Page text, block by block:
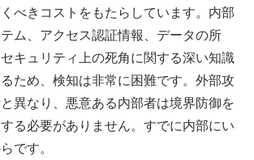
べきコストをもたらしています。内部
ム、アクセス認証情報、データの所
キュリティ上の死角に関する深い知識
ため、検知は非常に困難です。外部攻
異なり、悪意ある内部者は境界防御を
る必要がありません。すでに内部にい
です。